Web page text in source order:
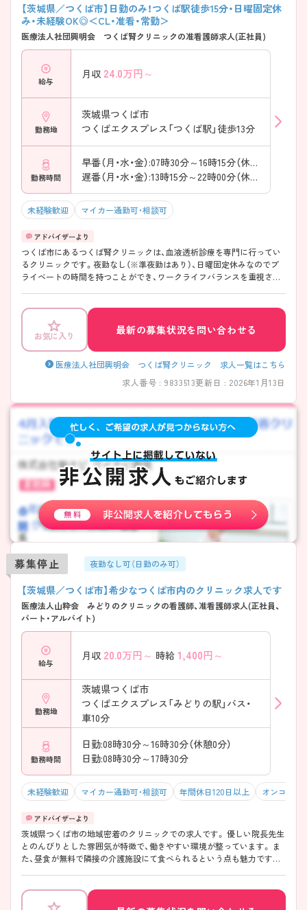
【茨城県／つくば市】日勤のみ！つくば駅徒歩15分・日曜固定休
み・未経験OK◎＜CL・准看・常勤＞
医療法人社団興明会 つくば腎クリニックの准看護師求人(正社員)
給与
月収 24.0万円～
勤務地
茨城県つくば市
つくばエクスプレス「つくば駅」徒歩13分
勤務時間
早番（月・水・金）:07時30分～16時15分（休憩60分）
遅番（月・水・金）:13時15分～22時00分（休憩60分）
未経験歓迎 マイカー通勤可・相談可
つくば市にあるつくば腎クリニックは、血液透析診療を専門に行ってい
るクリニックです。夜勤なし（※準夜勤はあり）、日曜固定休みなのでプ
ライベートの時間を持つことができ、ワークライフバランスを重視され
ぜひお問い合わせください。
お気に入り
最新の募集状況を問い合わせる
医療法人社団興明会 つくば腎クリニック 求人一覧はこちら
求人番号 : 9833513更新日 : 2026年1月13日
募集停止 夜勤なし可（日勤のみ可）
【茨城県／つくば市】希少なつくば市内のクリニック求人です
医療法人山粋会 みどりのクリニックの看護師、准看護師求人(正社員、
パート・アルバイト)
給与
月収 20.0万円～ 時給 1,400円～
勤務地
茨城県つくば市
つくばエクスプレス「みどりの駅」バス・
車10分
勤務時間
日勤:08時30分～16時30分（休憩0分）
日勤:08時30分～17時30分
未経験歓迎 マイカー通勤可・相談可 年間休日120日以上 オンコール
茨城県つくば市の地域密着のクリニックでの求人です。 優しい院長先生
とのんびりとした雰囲気が特徴で、働きやすい環境が整っています。 ま
た、昼食が無料で隣接の介護施設にて食べられるという点も魅力です。
ださいませ。